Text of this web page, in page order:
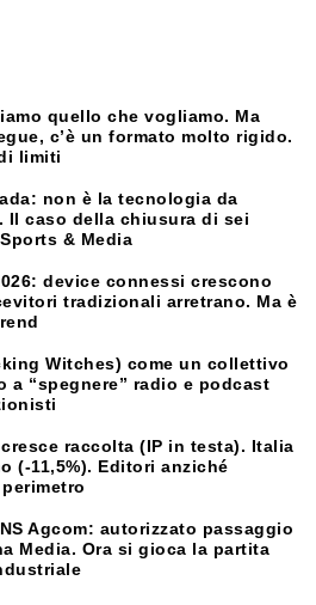
quello che vogliamo. Ma
c’è un formato molto rigido.
limiti
non è la tecnologia da
Il caso della chiusura di sei
& Media
device connessi crescono
tradizionali arretrano. Ma è
Witches) come un collettivo
a “spegnere” radio e podcast
cresce raccolta (IP in testa). Italia
(-11,5%). Editori anziché
Agcom: autorizzato passaggio
Media. Ora si gioca la partita